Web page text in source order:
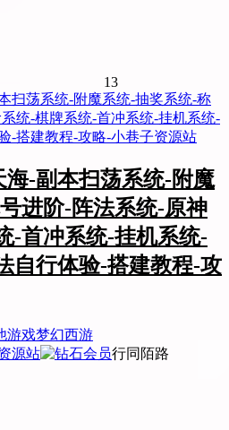
13
海-副本扫荡系统-附魔
进阶-阵法系统-原神
-首冲系统-挂机系统-
自行体验-搭建教程-攻
游戏梦幻西游
行同陌路